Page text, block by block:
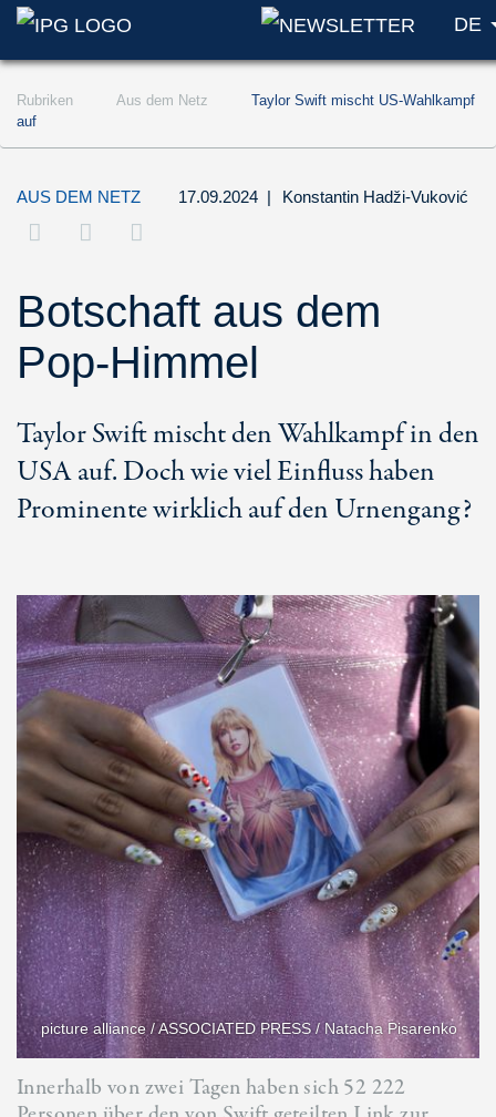
Zum Inhalt springen (Accesskey '1')
DE
Rubriken Aus dem Netz
Taylor Swift mischt US-Wahlkampf
auf
AUS DEM NETZ 17.09.2024 | Konstantin Hadži-Vuković
Botschaft aus dem
Pop-Himmel
Taylor Swift mischt den Wahlkampf in den
USA auf. Doch wie viel Einfluss haben
Prominente wirklich auf den Urnengang?
picture alliance / ASSOCIATED PRESS / Natacha Pisarenko
Innerhalb von zwei Tagen haben sich 52 222